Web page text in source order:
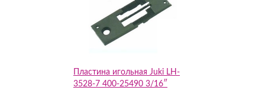
Пластина игольная Juki LH-
3528-7 400-25490 3/16″